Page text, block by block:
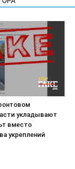
укладывают
вместо
укреплений